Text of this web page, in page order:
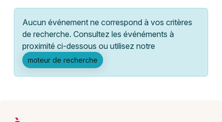
Manifestations
Foires & salons
Lyon
Marseille
Mulhouse
Montpellier
Aucun événement ne correspond à vos critères
de recherche. Consultez les événéments à
proximité ci-dessous ou utilisez notre
moteur de recherche